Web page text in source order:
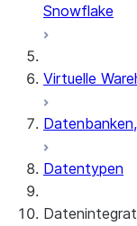
Snowflake
Virtuelle
Datentypen